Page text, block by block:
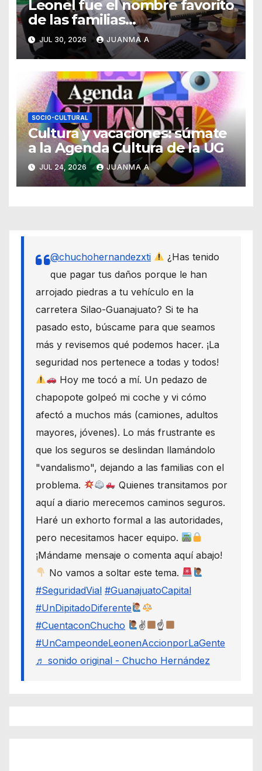
Leonel fue el nombre favorito
de las familias
guanajuatenses
JUL 30, 2026 JUANMA A
SOCIO-CULTURAL
Cultura y vacaciones: súmate
a la Agenda Cultura de la UG
JUL 24, 2026 JUANMA A
@chuchohernandezxti
¿Has tenido
que pagar tus daños porque le han
arrojado piedras a tu vehículo en la
carretera Silao-Guanajuato? Si te ha
pasado esto, búscame para que seamos
más y revisemos qué podemos hacer. ¡La
seguridad nos pertenece a todas y todos!
Hoy me tocó a mí. Un pedazo de
chapopote golpeó mi coche y vi cómo
afectó a muchos más (camiones, adultos
mayores, jóvenes). Lo más frustrante es
que los seguros se deslindan llamándolo
"vandalismo", dejando a las familias con el
problema.
Quienes transitamos por
aquí a diario merecemos caminos seguros.
Haré un exhorto formal a las autoridades,
pero necesitamos hacer equipo.
¡Mándame mensaje o comenta aquí abajo!
No vamos a soltar este tema.
#SeguridadVial #GuanajuatoCapital
#UnDipitadoDiferente
#CuentaconChucho
✌
☝
#UnCampeondeLeonenAccionporLaGente
♬ sonido original - Chucho Hernández